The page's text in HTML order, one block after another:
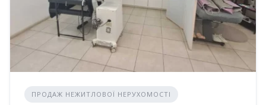
ПРОДАЖ НЕЖИТЛОВОЇ НЕРУХОМОСТІ